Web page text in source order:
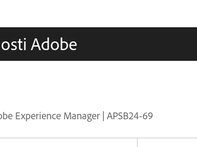
Adobe
Experience Manager | APSB24-69